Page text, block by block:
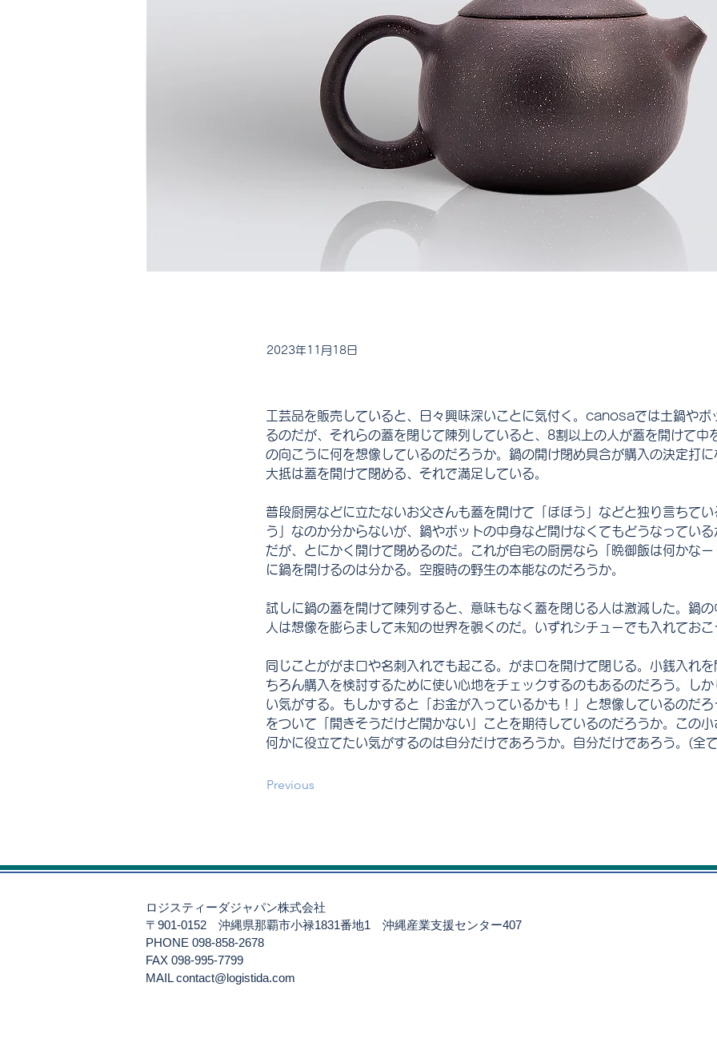
2023年11月18日
工芸品を販売していると、日々興味深いことに気付く。canosaでは土鍋やポ
るのだが、それらの蓋を閉じて陳列していると、8割以上の人が蓋を開けて中
の向こうに何を想像しているのだろうか。鍋の開け閉め具合が購入の決定打
大抵は蓋を開けて閉める、それで満足している。
普段厨房などに立たないお父さんも蓋を開けて「ほほう」などと独り言ちて
う」なのか分からないが、鍋やポットの中身など開けなくてもどうなってい
だが、とにかく開けて閉めるのだ。これが自宅の厨房なら「晩御飯は何かな
に鍋を開けるのは分かる。空腹時の野生の本能なのだろうか。
試しに鍋の蓋を開けて陳列すると、意味もなく蓋を閉じる人は激減した。鍋
人は想像を膨らまして未知の世界を覗くのだ。いずれシチューでも入れてお
同じことががま口や名刺入れでも起こる。がま口を開けて閉じる。小銭入れ
ちろん購入を検討するために使い心地をチェックするのもあるのだろう。し
い気がする。もしかすると「お金が入っているかも！」と想像しているのだ
をついて「開きそうだけど開かない」ことを期待しているのだろうか。この
何かに役立てたい気がするのは自分だけであろうか。自分だけであろう。(全
Previous
ロジスティーダジャパン株式会社
〒901-0152 沖縄県那覇市小禄1831番地1 沖縄産業支援センター407
PHONE 098-858-2678
FAX 098-995-7799
​MAILcontact@logistida.com